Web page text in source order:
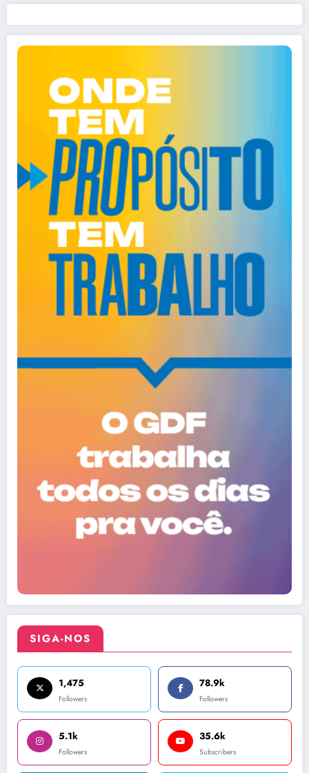
SIGA-NOS
1,475
Followers
78.9k
Followers
5.1k
Followers
35.6k
Subscribers